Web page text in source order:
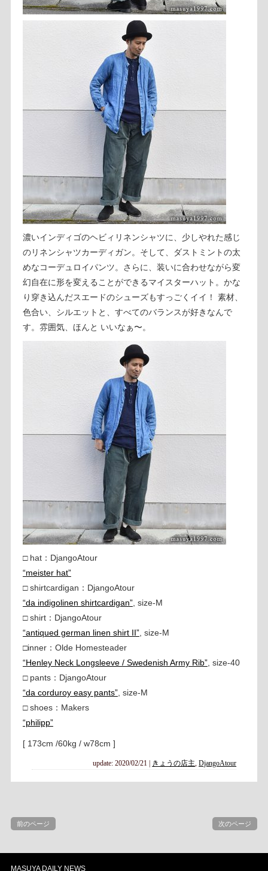
濃いインディゴのヘビィリネンシャツに、少しやれた感じ
のリネンシャツカーディガン。そして、ダストミントの太
めなコーデュロイパンツ。さらに、装いに合わせながら変
幻自在に形を変えることができるマイスターハット。かな
り穿き込んだスエードのシューズもすっごくイイ！ 素材、
色合い、シルエットと、すべてのバランスが好きなんで
す。雰囲気、ほんと いいなぁ〜。
□ hat：DjangoAtour
“meister hat”
□ shirtcardigan：DjangoAtour
“da indigolinen shirtcardigan”, size-M
□ shirt：DjangoAtour
“antiqued german linen shirt II”, size-M
□inner：Olde Homesteader
“Henley Neck Longsleeve / Swedenish Army Rib”, size-40
□ pants：DjangoAtour
“da corduroy easy pants”, size-M
□ shoes：Makers
“philipp”
[ 173cm /60kg / w78cm ]
update: 2020/02/21 | きょうの店主 ,DjangoAtour
前のページ 次のページ
MASUYA DAILY NEWS